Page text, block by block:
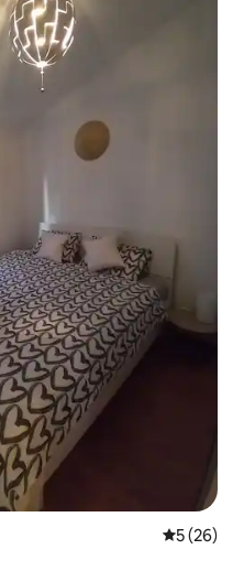
5 de uma
5 (26)